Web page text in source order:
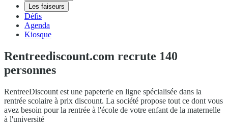
Les faiseurs
Défis
Agenda
Kiosque
Rentreediscount.com recrute 140
personnes
RentreeDiscount est une papeterie en ligne spécialisée dans la
rentrée scolaire à prix discount. La société propose tout ce dont vous
avez besoin pour la rentrée à l'école de votre enfant de la maternelle
à l'université